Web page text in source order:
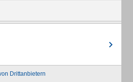
Drittanbietern